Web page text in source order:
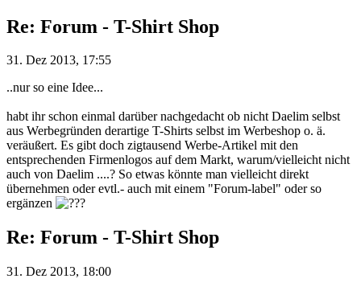
Re: Forum - T-Shirt Shop
31. Dez 2013, 17:55
..nur so eine Idee...
habt ihr schon einmal darüber nachgedacht ob nicht Daelim selbst
aus Werbegründen derartige T-Shirts selbst im Werbeshop o. ä.
veräußert. Es gibt doch zigtausend Werbe-Artikel mit den
entsprechenden Firmenlogos auf dem Markt, warum/vielleicht nicht
auch von Daelim ....? So etwas könnte man vielleicht direkt
übernehmen oder evtl.- auch mit einem "Forum-label" oder so
ergänzen
Re: Forum - T-Shirt Shop
31. Dez 2013, 18:00